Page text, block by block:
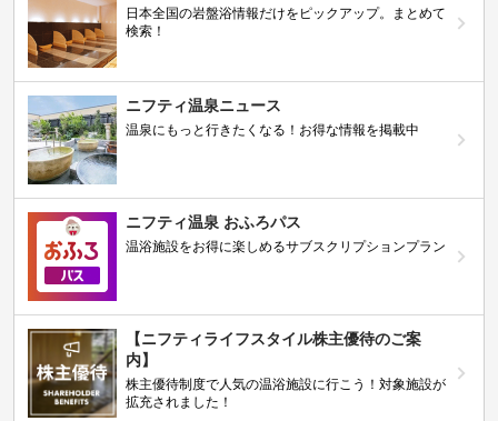
日本全国の岩盤浴情報だけをピックアップ。まとめて
検索！
ニフティ温泉ニュース
温泉にもっと行きたくなる！お得な情報を掲載中
ニフティ温泉 おふろパス
温浴施設をお得に楽しめるサブスクリプションプラン
【ニフティライフスタイル株主優待のご案
内】
株主優待制度で人気の温浴施設に行こう！対象施設が
拡充されました！